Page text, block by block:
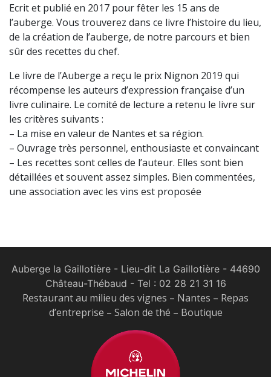
Ecrit et publié en 2017 pour fêter les 15 ans de
l’auberge. Vous trouverez dans ce livre l’histoire du lieu,
de la création de l’auberge, de notre parcours et bien
sûr des recettes du chef.
Le livre de l’Auberge a reçu le prix Nignon 2019 qui
récompense les auteurs d’expression française d’un
livre culinaire. Le comité de lecture a retenu le livre sur
les critères suivants :
– La mise en valeur de Nantes et sa région.
– Ouvrage très personnel, enthousiaste et convaincant
– Les recettes sont celles de l’auteur. Elles sont bien
détaillées et souvent assez simples. Bien commentées,
une association avec les vins est proposée
Auberge la Gaillotière - Lieu-dit La Gaillotière - 44690
Château-Thébaud - Tel : 02 28 21 31 16
Restaurant au milieu des vignes – Nantes – Repas
d’entreprise – Salon de thé – Boutique